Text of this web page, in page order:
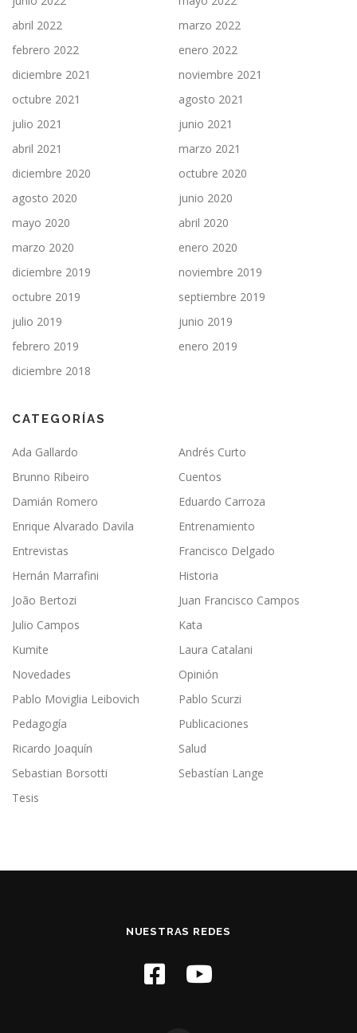
abril 2022
marzo 2022
febrero 2022
enero 2022
diciembre 2021
noviembre 2021
octubre 2021
agosto 2021
julio 2021
junio 2021
abril 2021
marzo 2021
diciembre 2020
octubre 2020
agosto 2020
junio 2020
mayo 2020
abril 2020
marzo 2020
enero 2020
diciembre 2019
noviembre 2019
octubre 2019
septiembre 2019
julio 2019
junio 2019
febrero 2019
enero 2019
diciembre 2018
CATEGORÍAS
Ada Gallardo
Andrés Curto
Brunno Ribeiro
Cuentos
Damián Romero
Eduardo Carroza
Enrique Alvarado Davila
Entrenamiento
Entrevistas
Francisco Delgado
Hernán Marrafini
Historia
João Bertozi
Juan Francisco Campos
Julio Campos
Kata
Kumite
Laura Catalani
Novedades
Opinión
Pablo Moviglia Leibovich
Pablo Scurzi
Pedagogía
Publicaciones
Ricardo Joaquín
Salud
Sebastian Borsotti
Sebastían Lange
Tesis
NUESTRAS REDES